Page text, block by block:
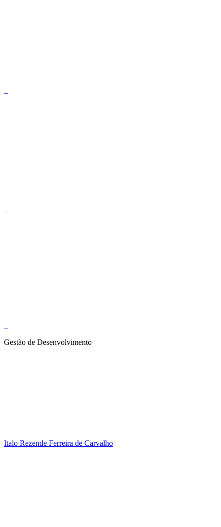
Gestão de Desenvolvimento
Italo Rezende Ferreira de Carvalho